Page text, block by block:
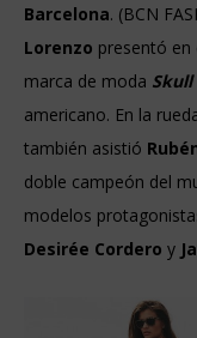
Barcelona. (BCN
Lorenzo presentó en
marca de moda Skull
americano. En la
también asistió
doble campeón del
modelos
Desirée Cordero y